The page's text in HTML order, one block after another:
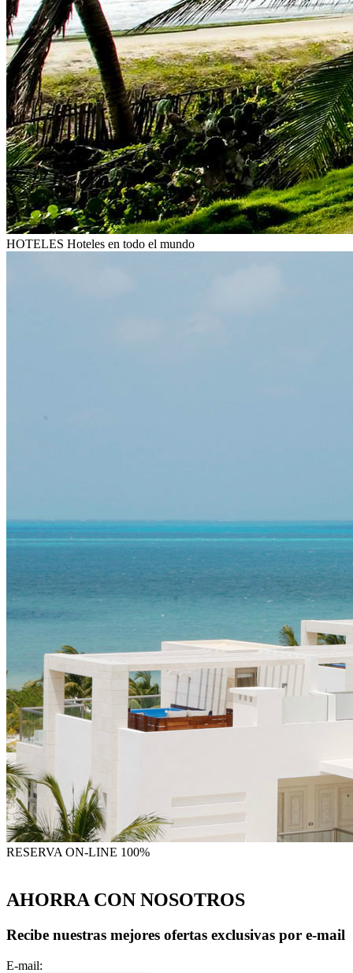
HOTELES Hoteles en todo el mundo
RESERVA ON-LINE 100%
AHORRA CON NOSOTROS
Recibe nuestras mejores ofertas exclusivas por e-mail
E-mail: